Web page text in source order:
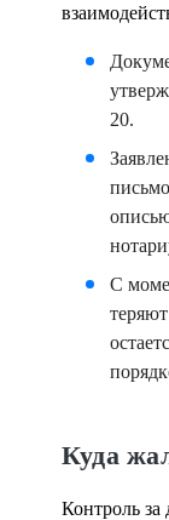
20.
С
Куда
Контроль за